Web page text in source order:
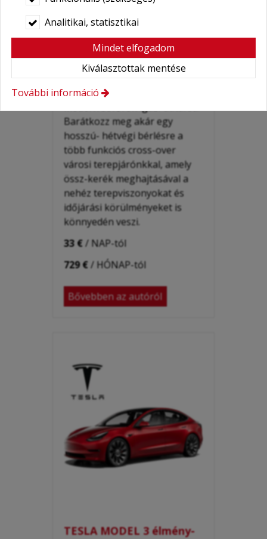
Suzuki Vitara 4WD
összkerék meghajtással
szabadidő autóbérlés
Budapest belvárosában
ASuzuki Vitara 4WD1.4 turbo
szabadidőautó a céltudatos és
Barátkozz meg akár egy
hosszú- hétvégi bérlésre a
több funkciós cross-over
városi terepjárónkkal, amely
össz-kerék meghajtásával a
nehéz terepviszonyokat és
időjárási körülményeket is
könnyedén veszi.
33 €/ NAP-tól
729 €/ HÓNAP-tól
Bővebben az autóról
TESLA MODEL 3 élmény-
Analitikai, statisztikai
Mindet elfogadom
Kiválasztottak mentése
További információ